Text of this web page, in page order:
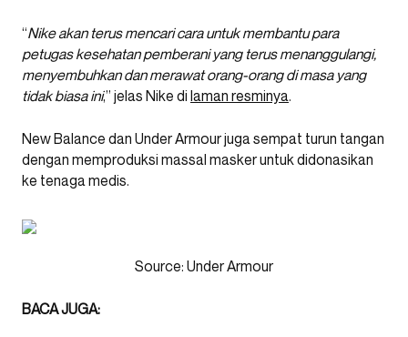
“Nike akan terus mencari cara untuk membantu para
petugas kesehatan pemberani yang terus menanggulangi,
menyembuhkan dan merawat orang-orang di masa yang
tidak biasa ini,” jelas Nike di laman resminya.
New Balance dan Under Armour juga sempat turun tangan
dengan memproduksi massal masker untuk didonasikan
ke tenaga medis.
Source: Under Armour
BACA JUGA: